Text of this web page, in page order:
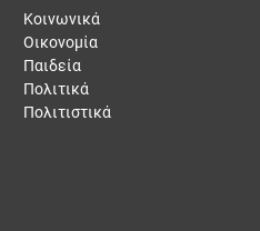
Κοινωνικά
Οικονομία
Παιδεία
Πολιτικά
Πολιτιστικά